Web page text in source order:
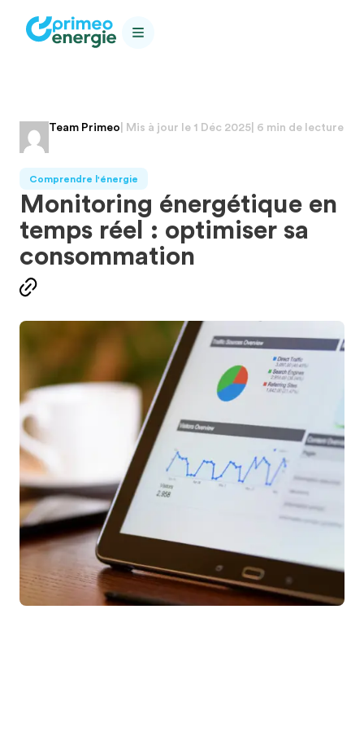
Team Primeo | Mis à jour le 1 Déc 2025| 6 min de lecture
Comprendre l'énergie
Monitoring énergétique en
temps réel : optimiser sa
consommation